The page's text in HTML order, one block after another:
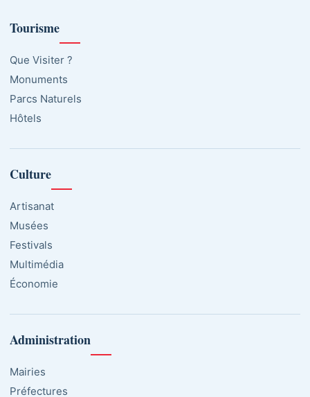
Tourisme
Que Visiter ?
Monuments
Parcs Naturels
Hôtels
Culture
Artisanat
Musées
Festivals
Multimédia
Économie
Administration
Mairies
Préfectures